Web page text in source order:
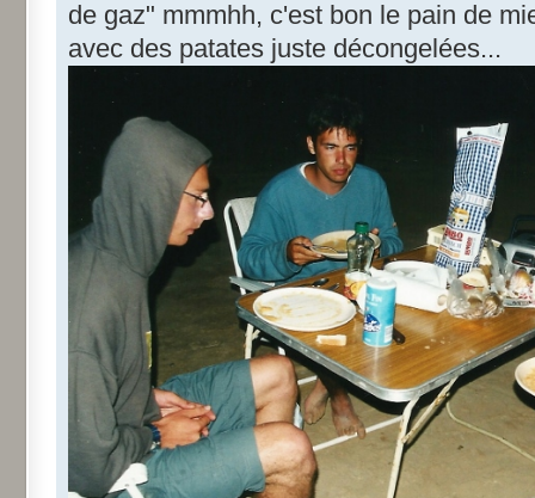
de gaz" mmmhh, c'est bon le pain de
avec des patates juste décongelées...